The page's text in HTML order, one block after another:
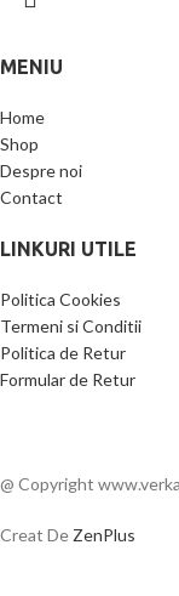
MENIU
Home
Shop
Despre noi
Contact
LINKURI UTILE
Politica Cookies
Termeni si Conditii
Politica de Retur
Formular de Retur
@ Copyright
Creat De ZenPlus